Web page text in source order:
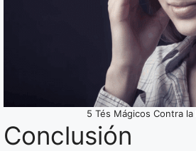
5 Tés Mágicos Contra la
Conclusión